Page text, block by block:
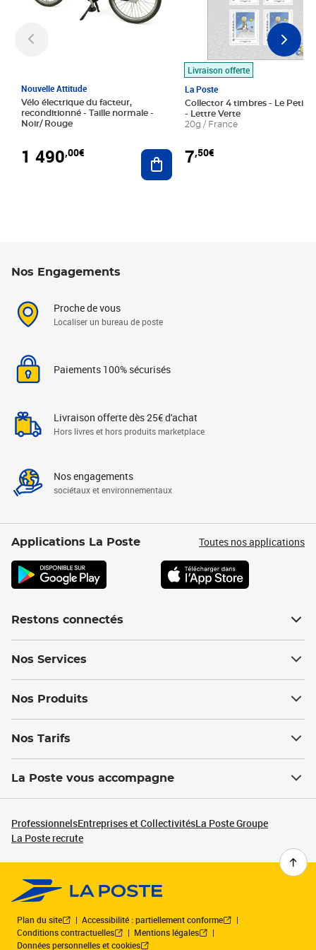
Nouvelle Attitude
Vélo électrique du facteur,
reconditionné - Taille normale -
Noir/ Rouge
1 490,00€ Ajouter au panier
Livraison offerte
La Poste
Collector 4 timbres - Le Petit
- Lettre Verte
20g / France
7,50€
Nos Engagements
Proche de vous
Localiser un bureau de poste
Paiements 100% sécurisés
Livraison offerte dès 25€ d'achat
Hors livres et hors produits marketplace
Nos engagements
sociétaux et environnementaux
Applications La Poste Toutes nos applications
Restons connectés
Nos Services
Nos Produits
Nos Tarifs
La Poste vous accompagne
ProfessionnelsEntreprises et CollectivitésLa Poste Groupe
La Poste recrute
Plan du site
Accessibilité : partiellement conforme
Conditions contractuelles
Mentions légales
Données personnelles et cookies